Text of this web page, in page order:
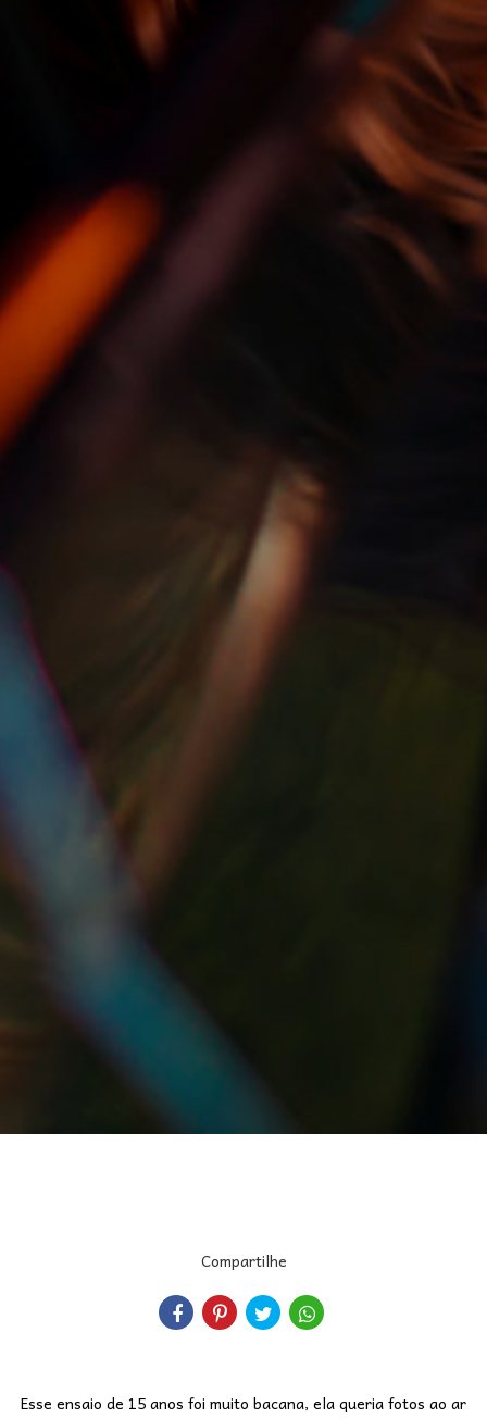
Compartilhe
Esse ensaio de 15 anos foi muito bacana, ela queria fotos ao ar